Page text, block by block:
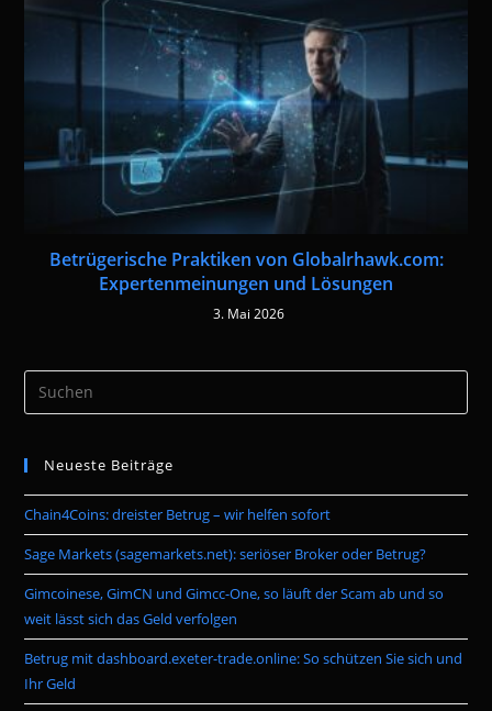
Betrügerische Praktiken von Globalrhawk.com:
Expertenmeinungen und Lösungen
3. Mai 2026
the
Neueste Beiträge
Chain4Coins: dreister Betrug – wir helfen sofort
Sage Markets (sagemarkets.net): seriöser Broker oder Betrug?
Gimcoinese, GimCN und Gimcc-One, so läuft der Scam ab und so
weit lässt sich das Geld verfolgen
Betrug mit dashboard.exeter-trade.online: So schützen Sie sich und
Ihr Geld